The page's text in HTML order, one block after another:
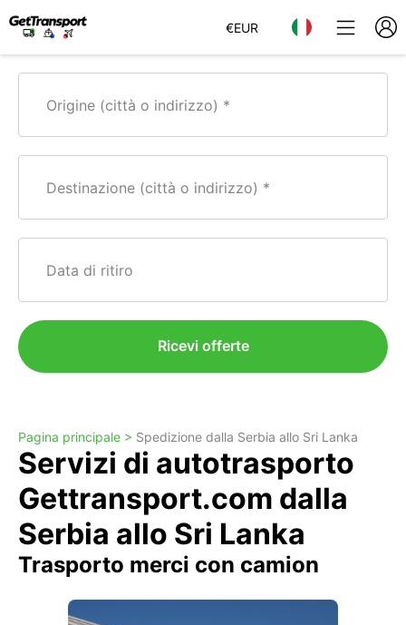
€EUR
Origine (città o indirizzo)
Destinazione (città o indirizzo)
Data di ritiro
Ricevi offerte
Pagina principale > Spedizione dalla Serbia allo Sri Lanka
Servizi di autotrasporto
Gettransport.com dalla
Serbia allo Sri Lanka
Trasporto merci con camion